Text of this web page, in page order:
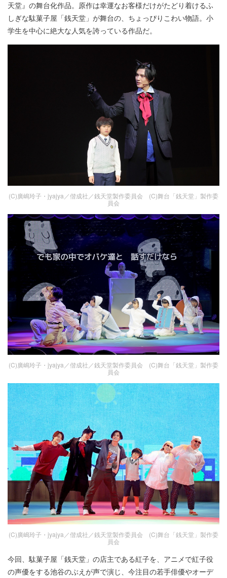
天堂』の舞台化作品。原作は幸運なお客様だけがたどり着けるふ
しぎな駄菓子屋「銭天堂」が舞台の、ちょっぴりこわい物語。小
学生を中心に絶大な人気を誇っている作品だ。
(C)廣嶋玲子・jyajya／偕成社／銭天堂製作委員会 (C)舞台「銭天堂」製作委
員会
(C)廣嶋玲子・jyajya／偕成社／銭天堂製作委員会 (C)舞台「銭天堂」製作委
員会
(C)廣嶋玲子・jyajya／偕成社／銭天堂製作委員会 (C)舞台「銭天堂」製作委
員会
今回、駄菓子屋「銭天堂」の店主である紅子を、アニメで紅子役
の声優をする池谷のぶえが声で演じ、今注目の若手俳優やオーデ